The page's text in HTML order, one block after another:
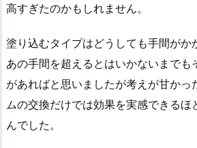
高すぎたのかもしれません。
塗り込むタイプはどうしても手間がか
あの手間を超えるとはいかないまでも
があればと思いましたが考えが甘かっ
ムの交換だけでは効果を実感できるほ
んでした。